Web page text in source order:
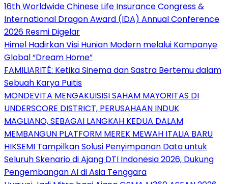
16th Worldwide Chinese Life Insurance Congress &
International Dragon Award (IDA) Annual Conference
2026 Resmi Digelar
Himel Hadirkan Visi Hunian Modern melalui Kampanye
Global “Dream Home”
FAMILIARITÉ: Ketika Sinema dan Sastra Bertemu dalam
Sebuah Karya Puitis
MONDEVITA MENGAKUISISI SAHAM MAYORITAS DI
UNDERSCORE DISTRICT, PERUSAHAAN INDUK
MAGLIANO, SEBAGAI LANGKAH KEDUA DALAM
MEMBANGUN PLATFORM MEREK MEWAH ITALIA BARU
HIKSEMI Tampilkan Solusi Penyimpanan Data untuk
Seluruh Skenario di Ajang DTI Indonesia 2026, Dukung
Pengembangan AI di Asia Tenggara